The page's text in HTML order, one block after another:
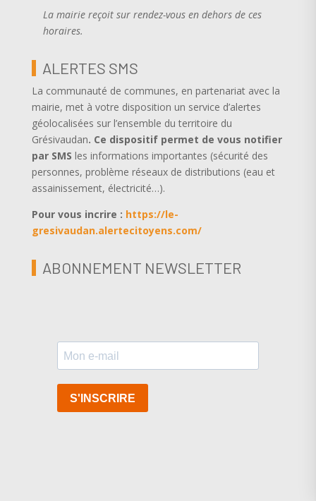
La mairie reçoit sur rendez-vous en dehors de ces
horaires.
ALERTES SMS
La communauté de communes, en partenariat avec la
mairie, met à votre disposition un service d’alertes
géolocalisées sur l’ensemble du territoire du
Grésivaudan. Ce dispositif permet de vous notifier
par SMS les informations importantes (sécurité des
personnes, problème réseaux de distributions (eau et
assainissement, électricité…).
Pour vous incrire : https://le-
gresivaudan.alertecitoyens.com/
ABONNEMENT NEWSLETTER